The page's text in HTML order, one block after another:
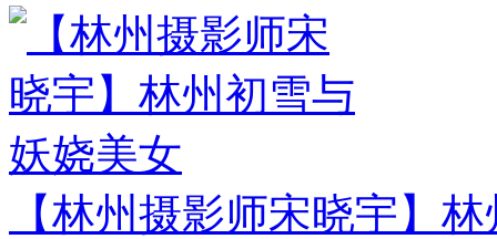
【林州摄影师宋晓宇】